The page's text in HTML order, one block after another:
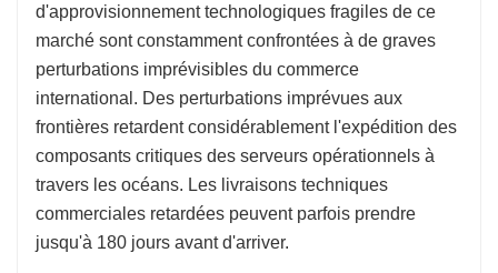
d'approvisionnement technologiques fragiles de ce
marché sont constamment confrontées à de graves
perturbations imprévisibles du commerce
international. Des perturbations imprévues aux
frontières retardent considérablement l'expédition des
composants critiques des serveurs opérationnels à
travers les océans. Les livraisons techniques
commerciales retardées peuvent parfois prendre
jusqu'à 180 jours avant d'arriver.